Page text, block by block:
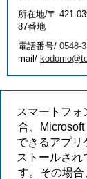
所在地/〒 421-
87番地
電話番号/ 0548-
mail/
スマートフ
合、
できるアプリ
ストールされ
す。その場合